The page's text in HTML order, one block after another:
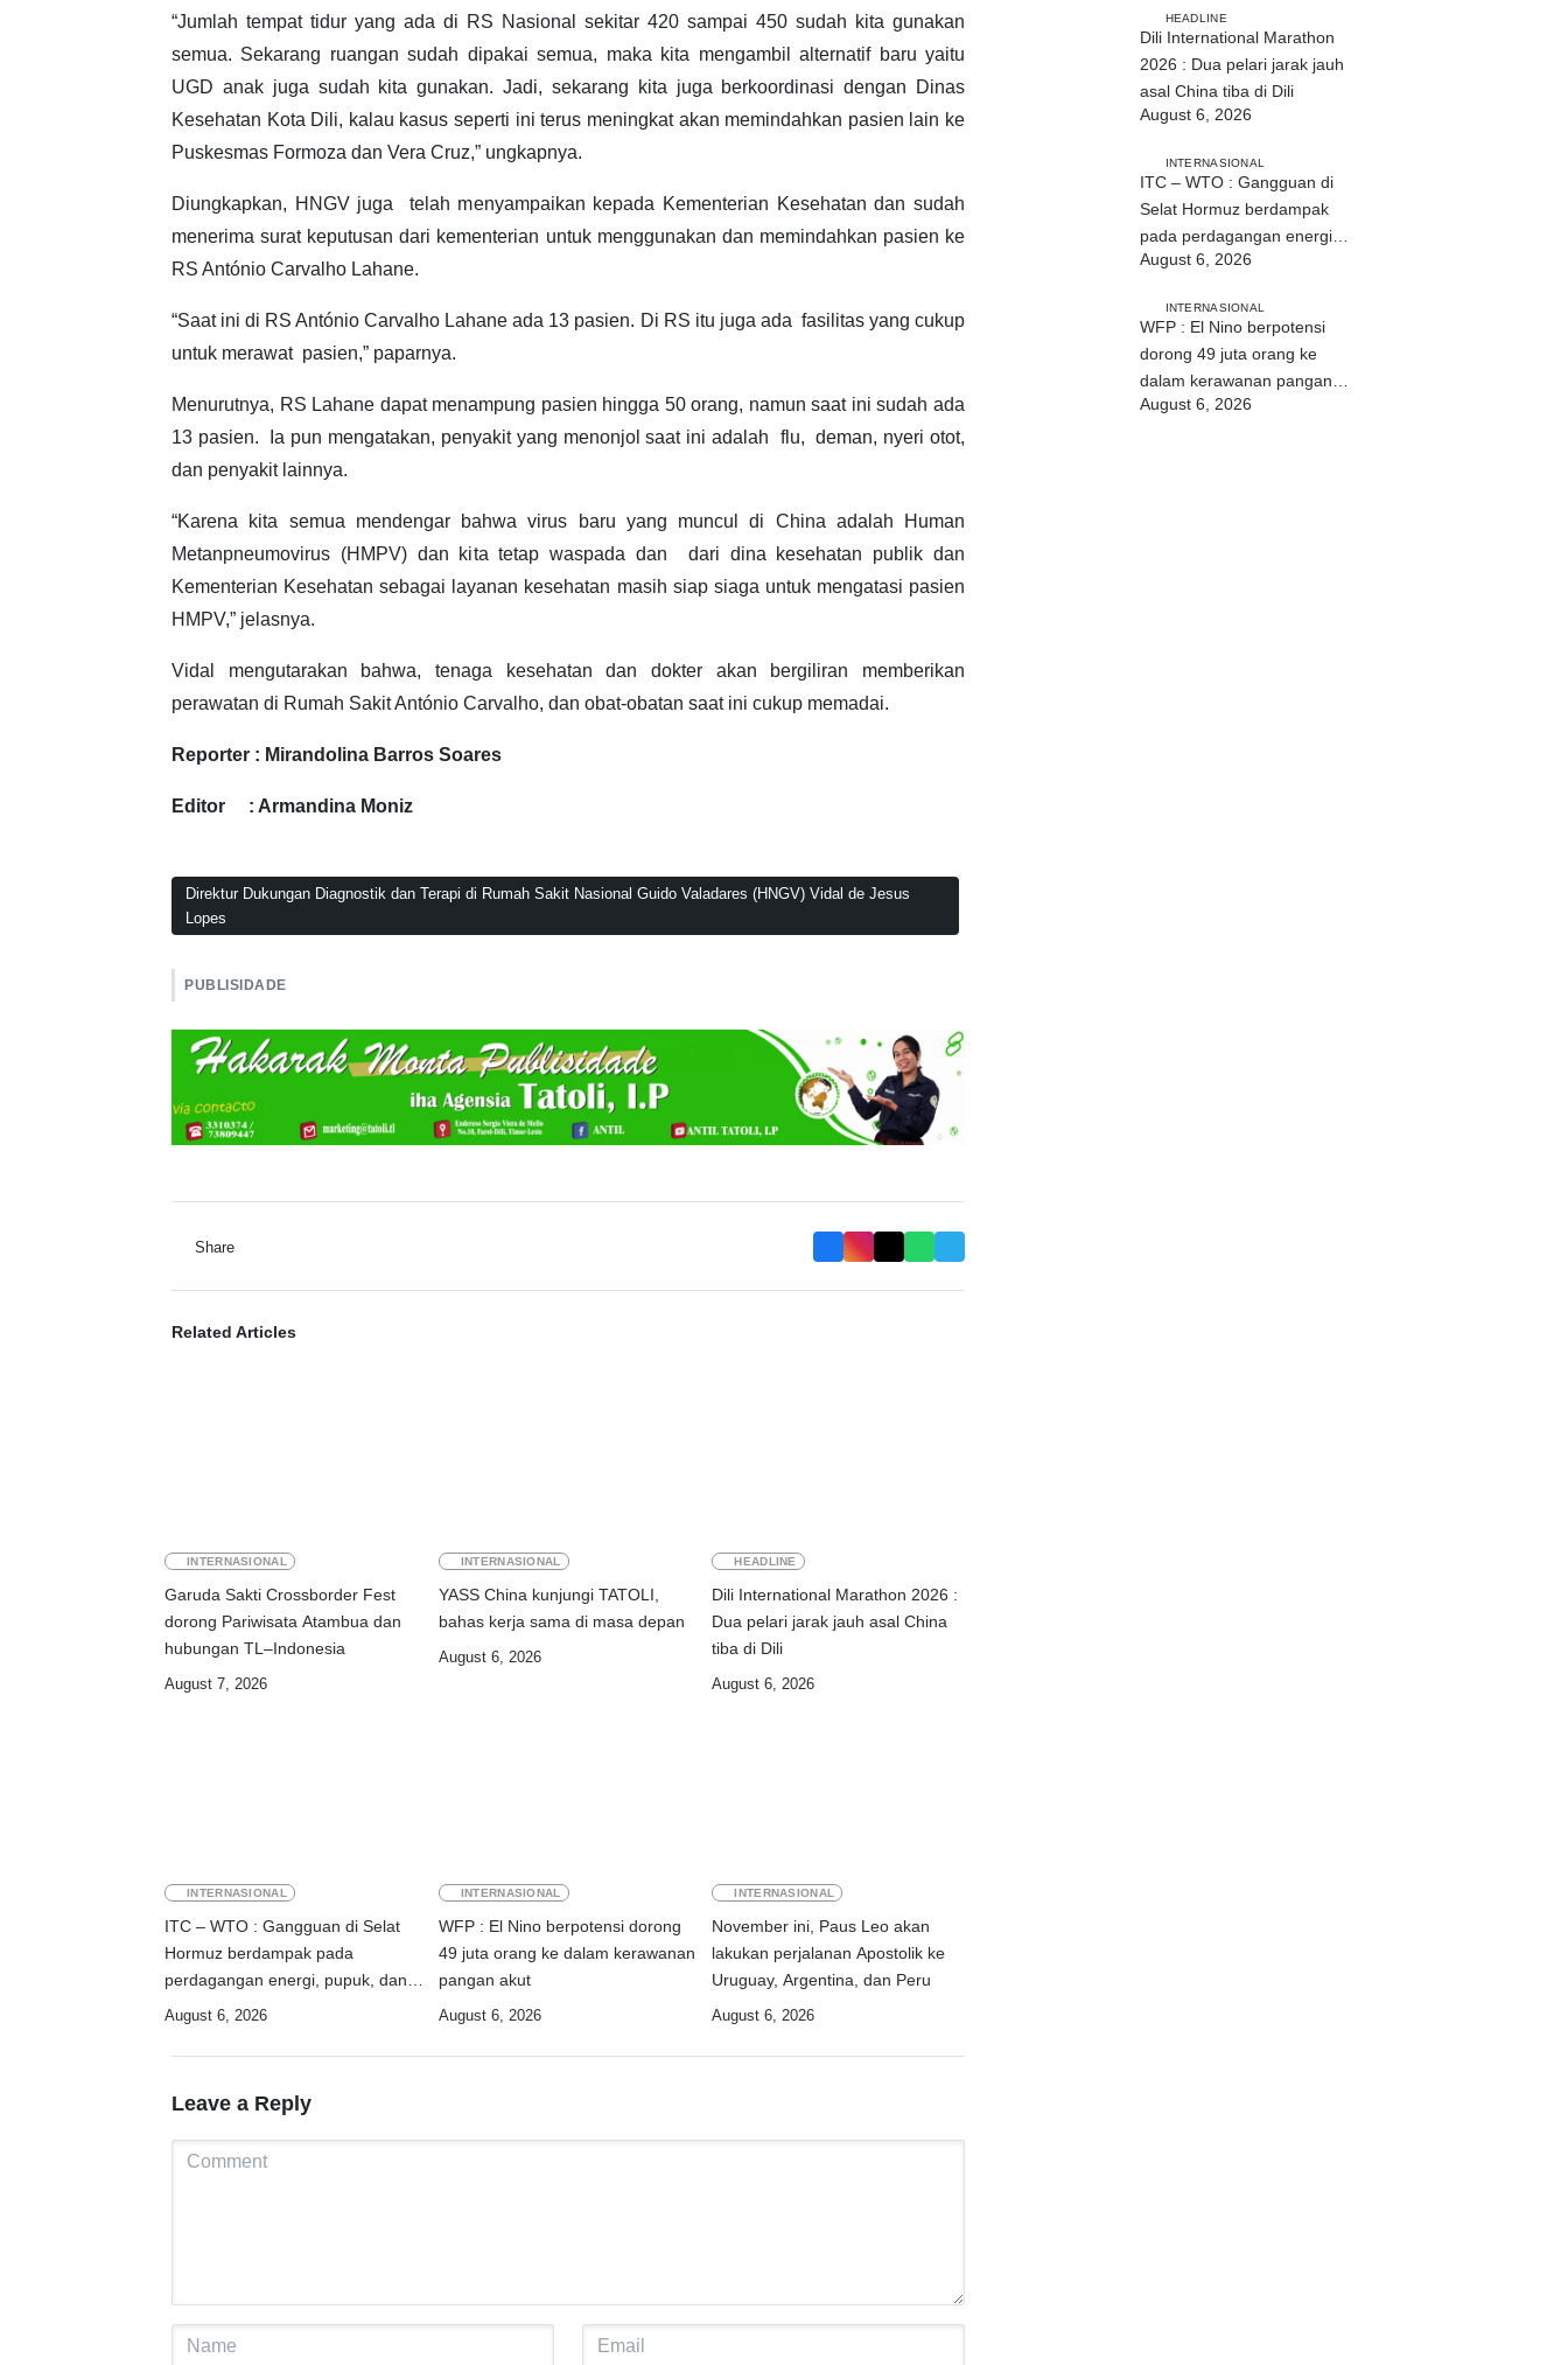
“Jumlah tempat tidur yang ada di RS Nasional sekitar 420 sampai 450 sudah kita gunakan
semua. Sekarang ruangan sudah dipakai semua, maka kita mengambil alternatif baru yaitu
UGD anak juga sudah kita gunakan. Jadi, sekarang kita juga berkoordinasi dengan Dinas
Kesehatan Kota Dili, kalau kasus seperti ini terus meningkat akan memindahkan pasien lain ke
Puskesmas Formoza dan Vera Cruz,” ungkapnya.
Diungkapkan, HNGV juga telah menyampaikan kepada Kementerian Kesehatan dan sudah
menerima surat keputusan dari kementerian untuk menggunakan dan memindahkan pasien ke
RS António Carvalho Lahane.
“Saat ini di RS António Carvalho Lahane ada 13 pasien. Di RS itu juga ada fasilitas yang cukup
untuk merawat pasien,” paparnya.
Menurutnya, RS Lahane dapat menampung pasien hingga 50 orang, namun saat ini sudah ada
13 pasien. Ia pun mengatakan, penyakit yang menonjol saat ini adalah flu, deman, nyeri otot,
dan penyakit lainnya.
“Karena kita semua mendengar bahwa virus baru yang muncul di China adalah Human
Metanpneumovirus (HMPV) dan kita tetap waspada dan dari dina kesehatan publik dan
Kementerian Kesehatan sebagai layanan kesehatan masih siap siaga untuk mengatasi pasien
HMPV,” jelasnya.
Vidal mengutarakan bahwa, tenaga kesehatan dan dokter akan bergiliran memberikan
perawatan di Rumah Sakit António Carvalho, dan obat-obatan saat ini cukup memadai.
Reporter : Mirandolina Barros Soares
Editor : Armandina Moniz
Direktur Dukungan Diagnostik dan Terapi di Rumah Sakit Nasional Guido Valadares (HNGV) Vidal de Jesus
Lopes
PUBLISIDADE
Share
Related Articles
INTERNASIONAL
Garuda Sakti Crossborder Fest
dorong Pariwisata Atambua dan
August 7, 2026
INTERNASIONAL
YASS China kunjungi TATOLI,
bahas kerja sama di masa depan
August 6, 2026
HEADLINE
Dili International Marathon 2026 :
Dua pelari jarak jauh asal China
tiba di Dili
August 6, 2026
INTERNASIONAL
ITC – WTO : Gangguan di Selat
Hormuz berdampak pada
perdagangan energi, pupuk, dan
industri
August 6, 2026
INTERNASIONAL
WFP : El Nino berpotensi dorong
49 juta orang ke dalam kerawanan
pangan akut
August 6, 2026
INTERNASIONAL
November ini, Paus Leo akan
lakukan perjalanan Apostolik ke
Uruguay, Argentina, dan Peru
August 6, 2026
Leave a Reply
HEADLINE
Dili International Marathon
2026 : Dua pelari jarak jauh
asal China tiba di Dili
August 6, 2026
INTERNASIONAL
ITC – WTO : Gangguan di
Selat Hormuz berdampak
pada perdagangan energi,
pupuk, dan industri
August 6, 2026
INTERNASIONAL
WFP : El Nino berpotensi
dorong 49 juta orang ke
dalam kerawanan pangan
akut
August 6, 2026